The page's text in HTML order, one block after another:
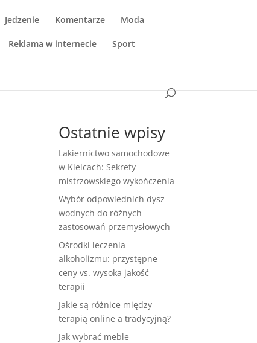
Jedzenie Komentarze Moda
Reklama w internecie Sport
Ostatnie wpisy
Lakiernictwo samochodowe
w Kielcach: Sekrety
mistrzowskiego wykończenia
Wybór odpowiednich dysz
wodnych do różnych
zastosowań przemysłowych
Ośrodki leczenia
alkoholizmu: przystępne
ceny vs. wysoka jakość
terapii
Jakie są różnice między
terapią online a tradycyjną?
Jak wybrać meble